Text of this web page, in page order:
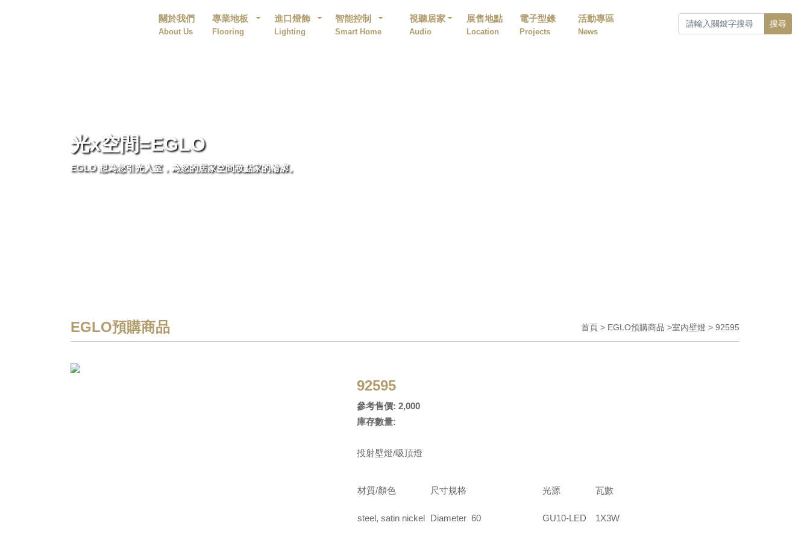
關於我們
About Us
專業地板
Flooring
進口燈飾
Lighting
智能控制
Smart Home
視聽居家
Audio
展售地點
Location
電子型錄
Projects
活動專區
News
搜尋
光x空間=EGLO
EGLO 想為您引光入室，為您的居家空間妝點家的輪廓。
EGLO預購商品 首頁 > EGLO預購商品 >室內壁燈 > 92595
92595
參考售價: 2,000
庫存數量:
投射壁燈/吸頂燈
材質/顏色 尺寸規格 光源 瓦數
steel, satin nickel Diameter 60 GU10-LED 1X3W